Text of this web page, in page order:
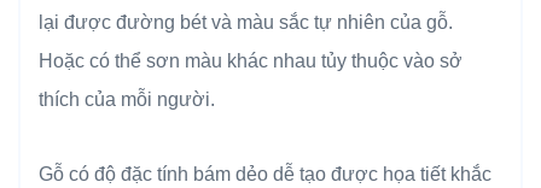
lại được đường bét và màu sắc tự nhiên của gỗ.
Hoặc có thể sơn màu khác nhau tủy thuộc vào sở
thích của mỗi người.
Gỗ có độ đặc tính bám dẻo dễ tạo được họa tiết khắc